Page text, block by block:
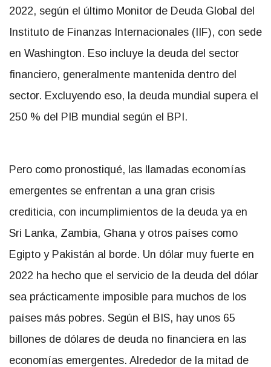
2022, según el último Monitor de Deuda Global del
Instituto de Finanzas Internacionales (IIF), con sede
en Washington. Eso incluye la deuda del sector
financiero, generalmente mantenida dentro del
sector. Excluyendo eso, la deuda mundial supera el
250 % del PIB mundial según el BPI.
Pero como pronostiqué, las llamadas economías
emergentes se enfrentan a una gran crisis
crediticia, con incumplimientos de la deuda ya en
Sri Lanka, Zambia, Ghana y otros países como
Egipto y Pakistán al borde. Un dólar muy fuerte en
2022 ha hecho que el servicio de la deuda del dólar
sea prácticamente imposible para muchos de los
países más pobres. Según el BIS, hay unos 65
billones de dólares de deuda no financiera en las
economías emergentes. Alrededor de la mitad de